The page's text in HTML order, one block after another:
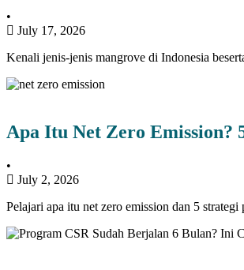
•
July 17, 2026
Kenali jenis-jenis mangrove di Indonesia
Apa Itu Net Zero Emission?
•
July 2, 2026
Pelajari apa itu net zero emission dan 5